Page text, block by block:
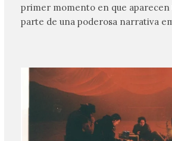
primer momento en que aparecen
parte de una poderosa narrativa